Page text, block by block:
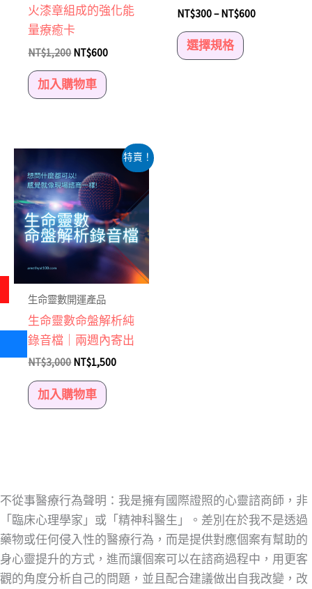
火漆章組成的強化能
量療癒卡
NT$1,200NT$600
加入購物車
NT$300–NT$600
選擇規格 選
特賣！
生命靈數開運產品
生命靈數命盤解析純
錄音檔｜兩週內寄出
NT$3,000
價
格：
NT$3,000。
NT$1,500
目
前
價
格：
NT$1,500。
加入購物車
不從事醫療行為聲明：我是擁有國際證照的心靈諮商師，非
「臨床心理學家」或「精神科醫生」。差別在於我不是透過
藥物或任何侵入性的醫療行為，而是提供對應個案有幫助的
身心靈提升的方式，進而讓個案可以在諮商過程中，用更客
觀的角度分析自己的問題，並且配合建議做出自我改變，改